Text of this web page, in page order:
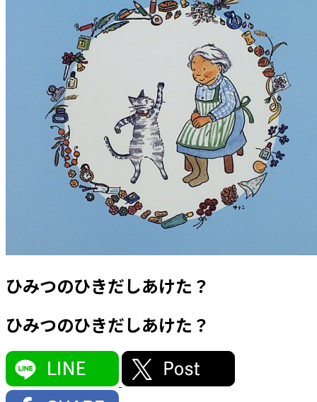
ひみつのひきだしあけた？
ひみつのひきだしあけた？